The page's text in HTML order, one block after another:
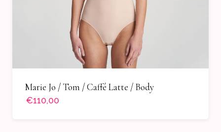
Marie Jo / Tom / Caffé Latte / Body
€110,00